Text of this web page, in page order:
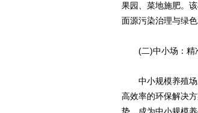
果园、菜地施肥。
面源污染治理与绿
(二)中小场：精
中小规模养殖场应
高效率的环保解决